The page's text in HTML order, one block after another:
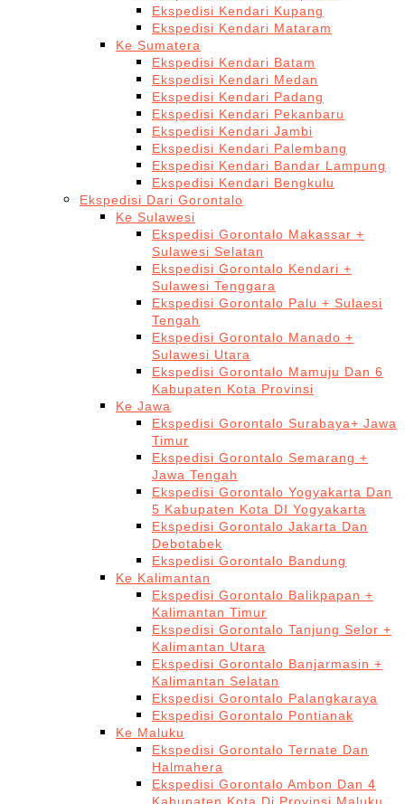
Ekspedisi Kendari Kupang
Ekspedisi Kendari Mataram
Ke Sumatera
Ekspedisi Kendari Batam
Ekspedisi Kendari Medan
Ekspedisi Kendari Padang
Ekspedisi Kendari Pekanbaru
Ekspedisi Kendari Jambi
Ekspedisi Kendari Palembang
Ekspedisi Kendari Bandar Lampung
Ekspedisi Kendari Bengkulu
Ekspedisi Dari Gorontalo
Ke Sulawesi
Ekspedisi Gorontalo Makassar +
Sulawesi Selatan
Ekspedisi Gorontalo Kendari +
Sulawesi Tenggara
Ekspedisi Gorontalo Palu + Sulaesi
Tengah
Ekspedisi Gorontalo Manado +
Sulawesi Utara
Ekspedisi Gorontalo Mamuju Dan 6
Kabupaten Kota Provinsi
Ke Jawa
Ekspedisi Gorontalo Surabaya+ Jawa
Timur
Ekspedisi Gorontalo Semarang +
Jawa Tengah
Ekspedisi Gorontalo Yogyakarta Dan
5 Kabupaten Kota DI Yogyakarta
Ekspedisi Gorontalo Jakarta Dan
Debotabek
Ekspedisi Gorontalo Bandung
Ke Kalimantan
Ekspedisi Gorontalo Balikpapan +
Kalimantan Timur
Ekspedisi Gorontalo Tanjung Selor +
Kalimantan Utara
Ekspedisi Gorontalo Banjarmasin +
Kalimantan Selatan
Ekspedisi Gorontalo Palangkaraya
Ekspedisi Gorontalo Pontianak
Ke Maluku
Ekspedisi Gorontalo Ternate Dan
Halmahera
Ekspedisi Gorontalo Ambon Dan 4